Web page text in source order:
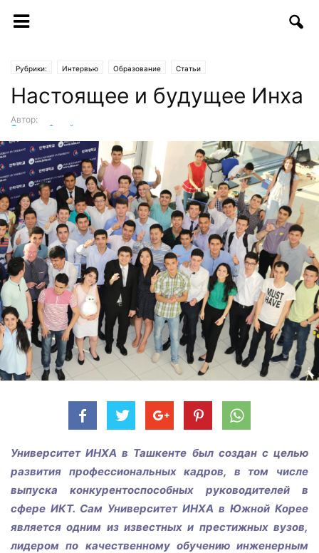
Рубрики: Интервью Образование Статьи
Настоящее и будущее Инха
Автор:
Санжар Фузайлов
Университет ИНХА в Ташкенте был создан с целью
развития профессиональных кадров, в том числе
выпуска конкурентоспособных руководителей в
сфере ИКТ. Сам Университет ИНХА в Южной Корее
является одним из известных и престижных вузов,
лидером по качественному обучению инженерным